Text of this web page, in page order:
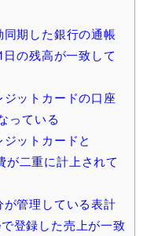
期した銀行の通帳
の残高が一致して
ットカードの口座
っている
ットカードと
二重に計上されて
管理している表計
登録した売上が一致